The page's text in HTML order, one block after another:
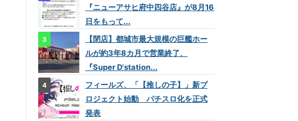
『ニューアサヒ府中四谷店』が8月16
日をもって...
【閉店】都城市最大規模の巨艦ホー
ルが約3年8カ月で営業終了、
『Super D'station...
フィールズ、「【推しの子】」新プ
ロジェクト始動 パチスロ化を正式
発表